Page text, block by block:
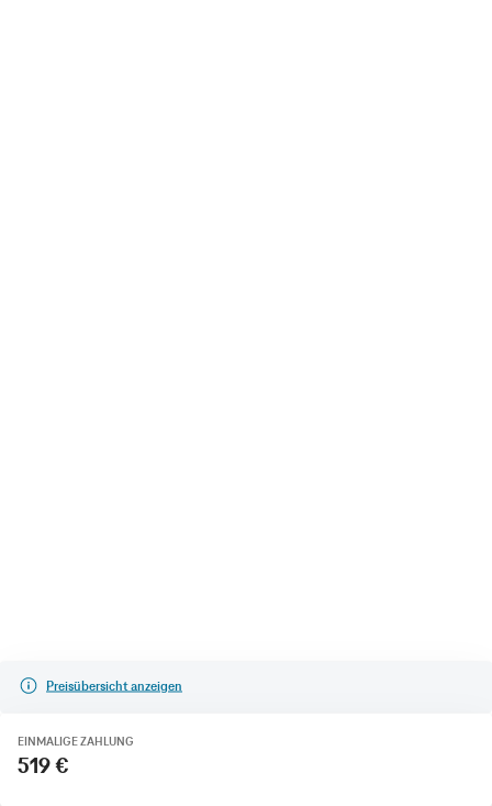
Preisübersicht anzeigen
EINMALIGE ZAHLUNG
519 €